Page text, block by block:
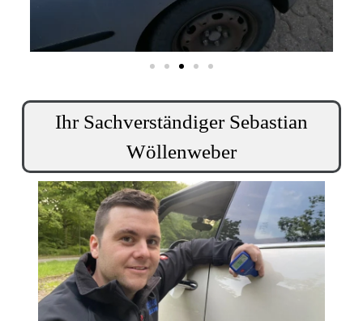
Ihr Sachverständiger Sebastian
Wöllenweber